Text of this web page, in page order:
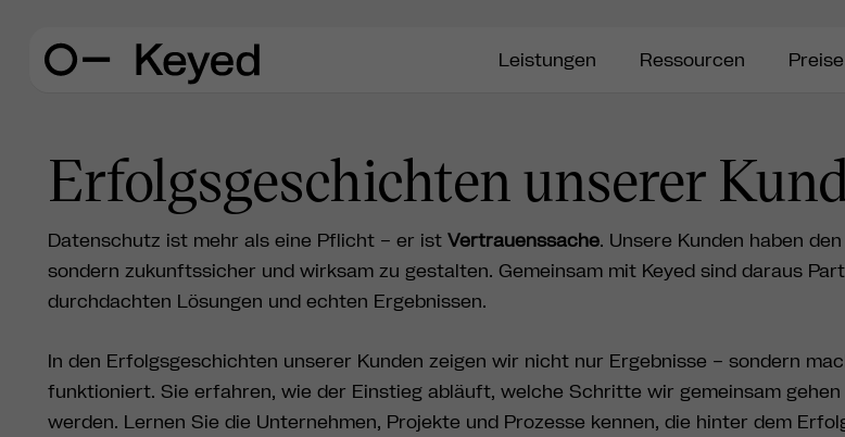
Leistungen Ressourcen Preise
Erfolgsgeschichten unserer
Datenschutz ist mehr als eine Pflicht – er ist Vertrauenssache. Unsere Kunden haben
sondern zukunftssicher und wirksam zu gestalten. Gemeinsam mit Keyed sind daraus
durchdachten Lösungen und echten Ergebnissen.
In den Erfolgsgeschichten unserer Kunden zeigen wir nicht nur Ergebnisse – sondern
funktioniert. Sie erfahren, wie der Einstieg abläuft, welche Schritte wir gemeinsam
werden. Lernen Sie die Unternehmen, Projekte und Prozesse kennen, die hinter dem